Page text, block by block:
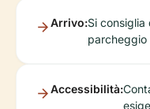
Arrivo:Si
parcheggio
Accessibilità: